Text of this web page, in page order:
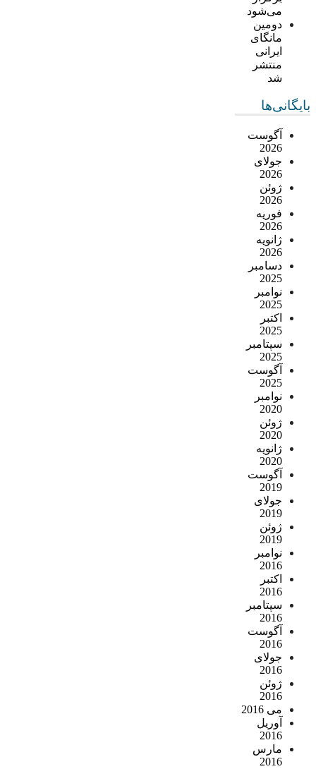
می‌شود
دومین
مانگای
ایرانی
منتشر
شد
بایگانی‌ها
آگوست
2026
جولای
2026
ژوئن
2026
فوریه
2026
ژانویه
2026
دسامبر
2025
نوامبر
2025
اکتبر
2025
سپتامبر
2025
آگوست
2025
نوامبر
2020
ژوئن
2020
ژانویه
2020
آگوست
2019
جولای
2019
ژوئن
2019
نوامبر
2016
اکتبر
2016
سپتامبر
2016
آگوست
2016
جولای
2016
ژوئن
2016
می 2016
آوریل
2016
مارس
2016